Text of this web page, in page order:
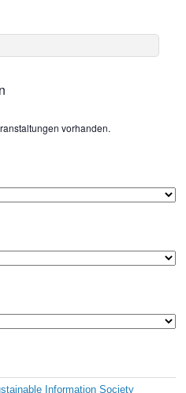
vorhanden.
Information Society